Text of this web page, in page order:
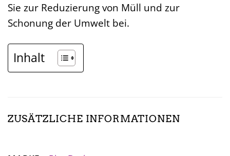
Sie zur Reduzierung von Müll und zur
Schonung der Umwelt bei.
Inhalt
ZUSÄTZLICHE INFORMATIONEN